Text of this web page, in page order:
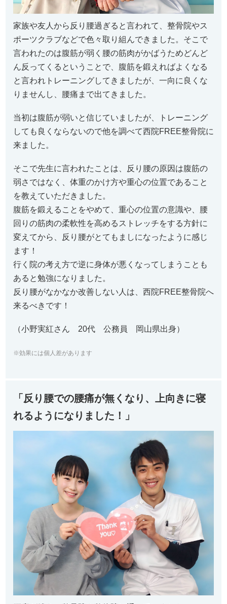
家族や友人から反り腰過ぎると言われて、整骨院やス
ポーツクラブなどで色々取り組んできました。そこで
言われたのは腹筋が弱く腰の筋肉がかばうためどんど
ん反ってくるということで、腹筋を鍛えればよくなる
と言われトレーニングしてきましたが、一向に良くな
りませんし、腰痛まで出てきました。
当初は腹筋が弱いと信じていましたが、トレーニング
しても良くならないので他を調べて西院FREE整骨院に
来ました。
そこで先生に言われたことは、反り腰の原因は腹筋の
弱さではなく、体重のかけ方や重心の位置であること
を教えていただきました。
腹筋を鍛えることをやめて、重心の位置の意識や、腰
回りの筋肉の柔軟性を高めるストレッチをする方針に
変えてから、反り腰がとてもましになったように感じ
ます！
行く院の考え方で逆に身体が悪くなってしまうことも
あると勉強になりました。
反り腰がなかなか改善しない人は、西院FREE整骨院へ
来るべきです！
（小野実紅さん 20代 公務員 岡山県出身）
※効果には個人差があります
「反り腰での腰痛が無くなり、上向きに寝
れるようになりました！」